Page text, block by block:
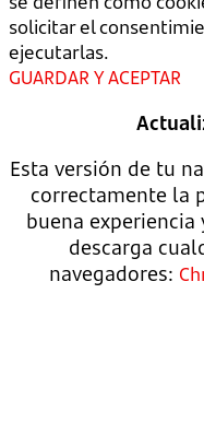
solicitar el
ejecutarlas.
GUARDAR Y ACEPTAR
Esta versión de tu
correctamente la
buena
descarga
navegadores: